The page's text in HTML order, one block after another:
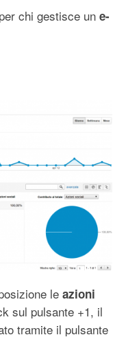
chi gestisce un e-
le azioni
sul pulsante +1, il
tramite il pulsante